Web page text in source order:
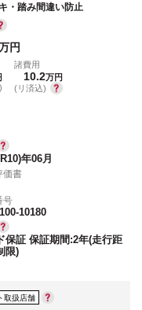
・踏み間違い防止
円
諸費用
10.2万円
(リ済込)
年06月
価書
号
10180
保証 保証期間:2年(走行距
限)
取扱店舗